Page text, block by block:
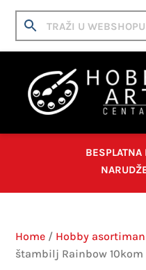
BESPLATNA
Home / Hobby asortiman
štambilj Rainbow 10kom